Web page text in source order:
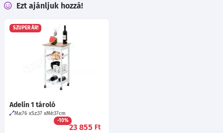
Ezt ajánljuk hozzá!
SZUPER ÁR!
Adelin 1 tároló
Ma:76 Sz:37 Mé:37cm
-10%
23 855 Ft